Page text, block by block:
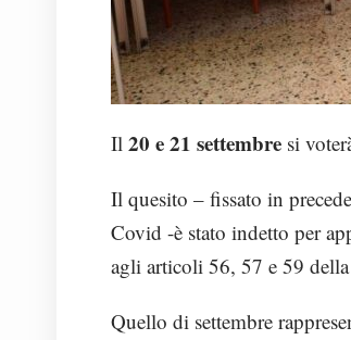
Il 20 e 21 settembre si
Il quesito – fissato in
Covid -è stato indetto per
agli articoli 56, 57 e 59
Quello di settembre